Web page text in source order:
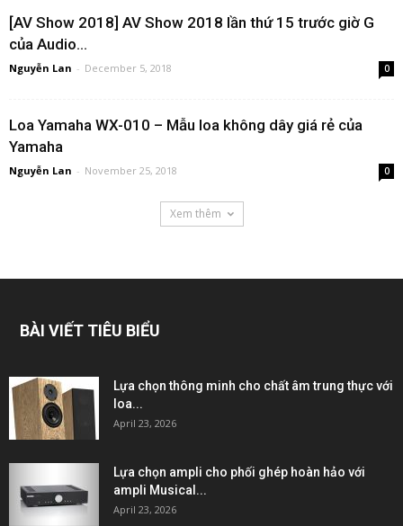
[AV Show 2018] AV Show 2018 lần thứ 15 trước giờ G
của Audio...
Nguyễn Lan - December 5, 2018 0
Loa Yamaha WX-010 – Mẫu loa không dây giá rẻ của
Yamaha
Nguyễn Lan - November 25, 2018 0
Xem thêm
BÀI VIẾT TIÊU BIỂU
Lựa chọn thông minh cho chất âm trung thực với
loa...
April 23, 2026
Lựa chọn ampli cho phối ghép hoàn hảo với
ampli Musical...
April 23, 2026